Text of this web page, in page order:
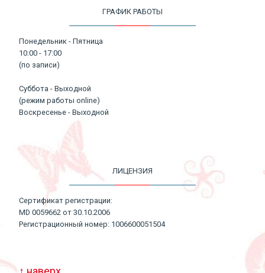
ГРАФИК РАБОТЫ
Понедельник - Пятница
10:00 - 17:00
(по записи)
Суббота - Выходной
(режим работы online)
Воскресенье - Выходной
ЛИЦЕНЗИЯ
Сертификат регистрации:
MD 0059662 от 30.10.2006
Регистрационный номер: 1006600051504